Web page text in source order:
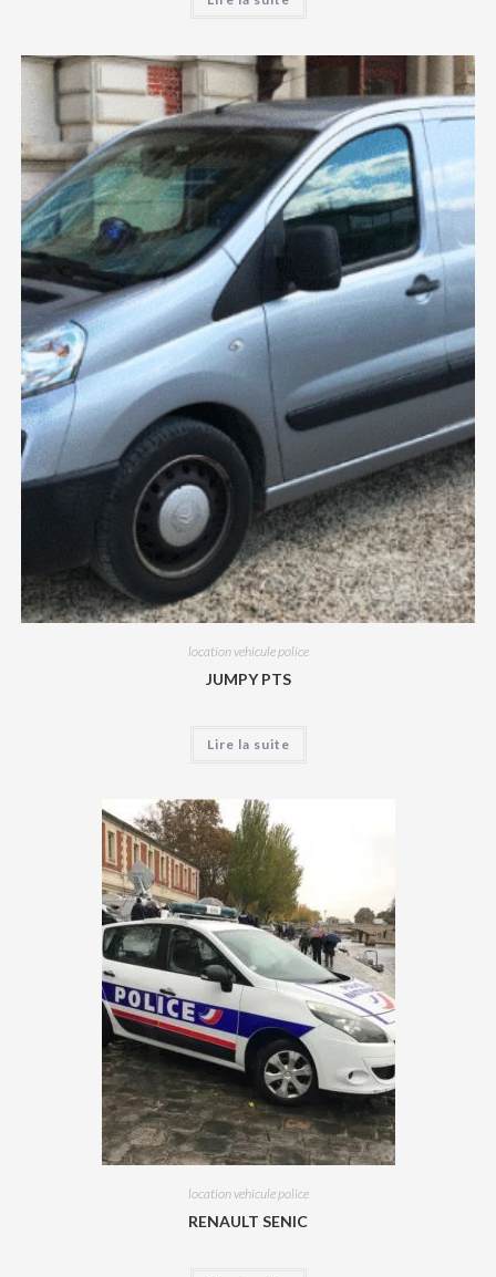
location vehicule police
JUMPY PTS
Lire la suite
location vehicule police
RENAULT SENIC